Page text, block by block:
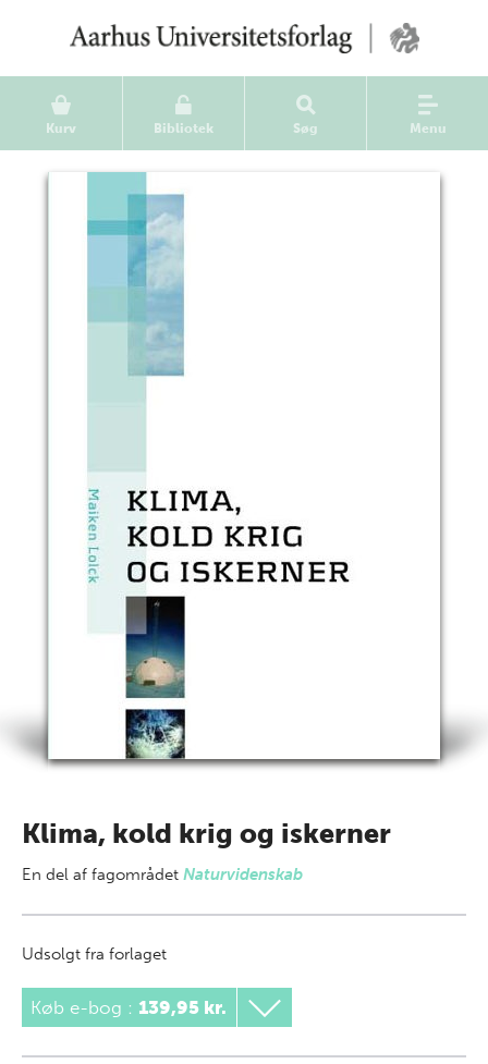
Kurv Bibliotek Søg Menu
Klima, kold krig og iskerner
En del af fagområdet Naturvidenskab
Udsolgt fra forlaget
Køb e-bog : 139,95 kr.